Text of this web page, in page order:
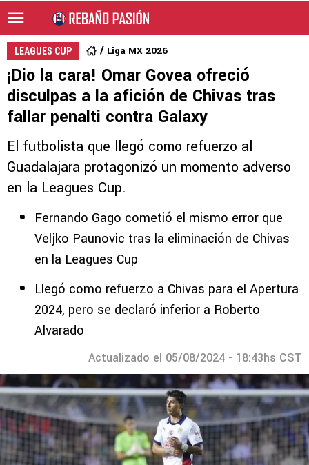
LEAGUES CUP Liga MX 2026
¡Dio la cara! Omar Govea ofreció
disculpas a la afición de Chivas tras
fallar penalti contra Galaxy
El futbolista que llegó como refuerzo al
Guadalajara protagonizó un momento adverso
en la Leagues Cup.
Fernando Gago cometió el mismo error que
Veljko Paunovic tras la eliminación de Chivas
en la Leagues Cup
Llegó como refuerzo a Chivas para el Apertura
2024, pero se declaró inferior a Roberto
Alvarado
Actualizado el 05/08/2024 - 18:43hs CST